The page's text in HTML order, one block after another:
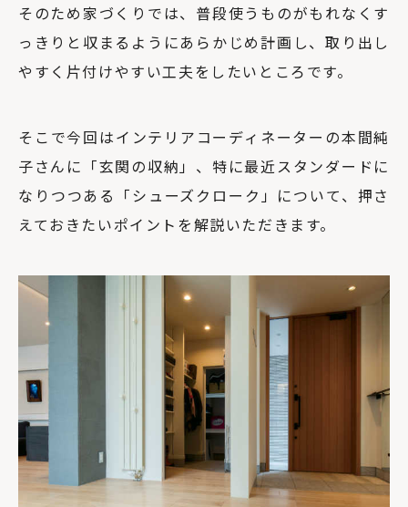
そのため家づくりでは、普段使うものがもれなくす
っきりと収まるようにあらかじめ計画し、取り出し
やすく片付けやすい工夫をしたいところです。
そこで今回はインテリアコーディネーターの本間純
子さんに「玄関の収納」、特に最近スタンダードに
なりつつある「シューズクローク」について、押さ
えておきたいポイントを解説いただきます。